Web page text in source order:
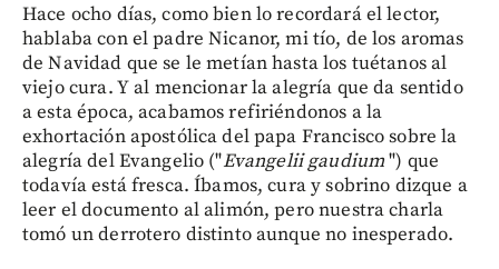
Hace ocho días, como bien lo recordará el lector,
hablaba con el padre Nicanor, mi tío, de los aromas
de Navidad que se le metían hasta los tuétanos al
viejo cura. Y al mencionar la alegría que da sentido
a esta época, acabamos refiriéndonos a la
exhortación apostólica del papa Francisco sobre la
alegría del Evangelio ("Evangelii gaudium") que
todavía está fresca. Íbamos, cura y sobrino dizque a
leer el documento al alimón, pero nuestra charla
tomó un derrotero distinto aunque no inesperado.